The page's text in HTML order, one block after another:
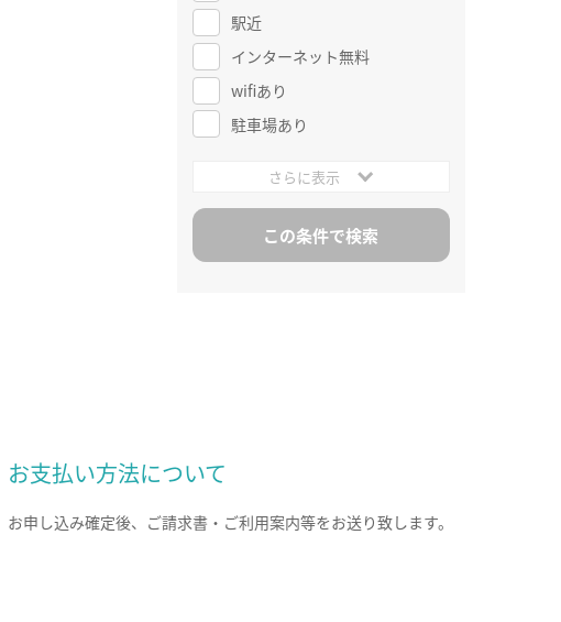
駅近
インターネット無料
wifiあり
駐車場あり
さらに表示
お支払い方法について
お申し込み確定後、ご請求書・ご利用案内等をお送り致します。